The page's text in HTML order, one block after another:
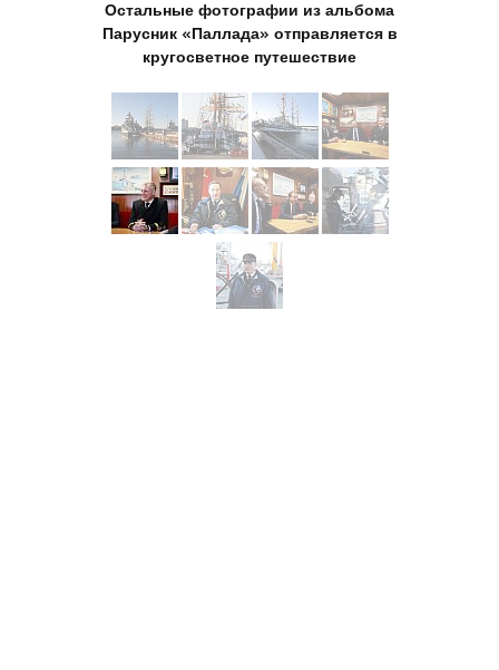
Остальные фотографии из альбома
Парусник «Паллада» отправляется в
кругосветное путешествие